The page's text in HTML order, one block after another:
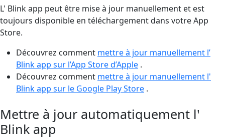
L' Blink app peut être mise à jour manuellement et est
toujours disponible en téléchargement dans votre App
Store.
Découvrez comment mettre à jour manuellement l’
Blink app sur l’App Store d’Apple .
Découvrez comment mettre à jour manuellement l'
Blink app sur le Google Play Store .
Mettre à jour automatiquement l'
Blink app